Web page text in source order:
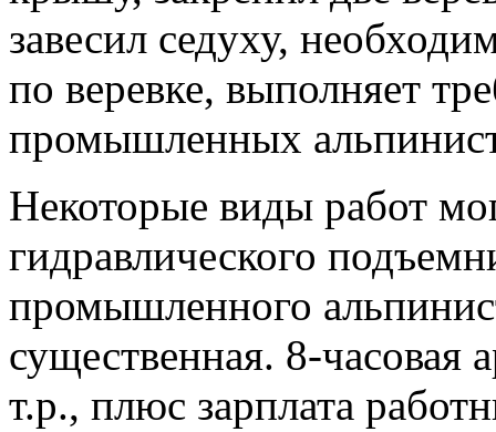
завесил седуху,
по веревке, выполняет
промышленных
Некоторые виды работ
гидравлического
промышленного
существенная. 8-часовая
т.р., плюс зарплата